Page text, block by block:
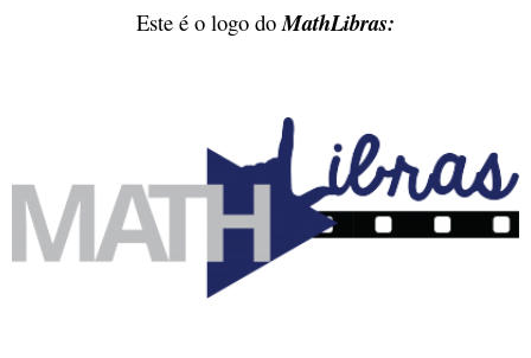
Este é o logo doMathLibras: